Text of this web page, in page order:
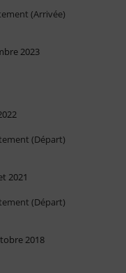
(Arrivée)
2023
(Départ)
2021
(Départ)
2018